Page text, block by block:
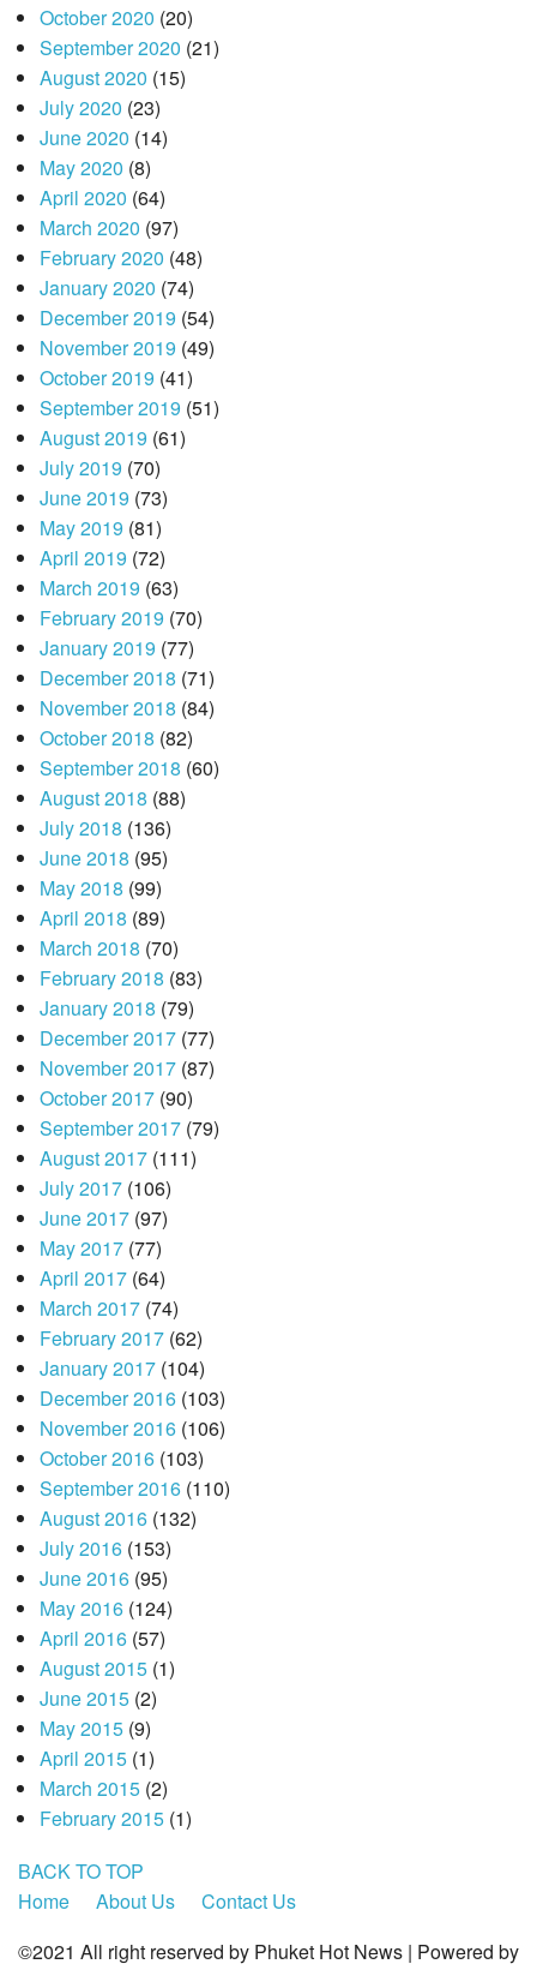
October 2020 (20)
September 2020 (21)
August 2020 (15)
July 2020 (23)
June 2020 (14)
May 2020 (8)
April 2020 (64)
March 2020 (97)
February 2020 (48)
January 2020 (74)
December 2019 (54)
November 2019 (49)
October 2019 (41)
September 2019 (51)
August 2019 (61)
July 2019 (70)
June 2019 (73)
May 2019 (81)
April 2019 (72)
March 2019 (63)
February 2019 (70)
January 2019 (77)
December 2018 (71)
November 2018 (84)
October 2018 (82)
September 2018 (60)
August 2018 (88)
July 2018 (136)
June 2018 (95)
May 2018 (99)
April 2018 (89)
March 2018 (70)
February 2018 (83)
January 2018 (79)
December 2017(77)
November 2017(87)
October 2017(90)
September 2017(79)
August 2017(111)
July 2017(106)
June 2017(97)
May 2017(77)
April 2017(64)
March 2017(74)
February 2017(62)
January 2017(104)
December 2016(103)
November 2016(106)
October 2016(103)
September 2016(110)
August 2016(132)
July 2016(153)
June 2016(95)
May 2016(124)
April 2016(57)
August 2015(1)
June 2015(2)
May 2015(9)
April 2015(1)
March 2015(2)
February 2015(1)
BACK TO TOP
Home
About Us
Contact Us
©2021 All right reserved by Phuket Hot News | Powered by